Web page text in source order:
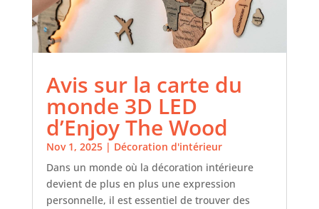
Avis sur la carte du
monde 3D LED
d’Enjoy The Wood
Nov 1, 2025| Décoration d'intérieur
Dans un monde où la décoration intérieure
devient de plus en plus une expression
personnelle, il est essentiel de trouver des